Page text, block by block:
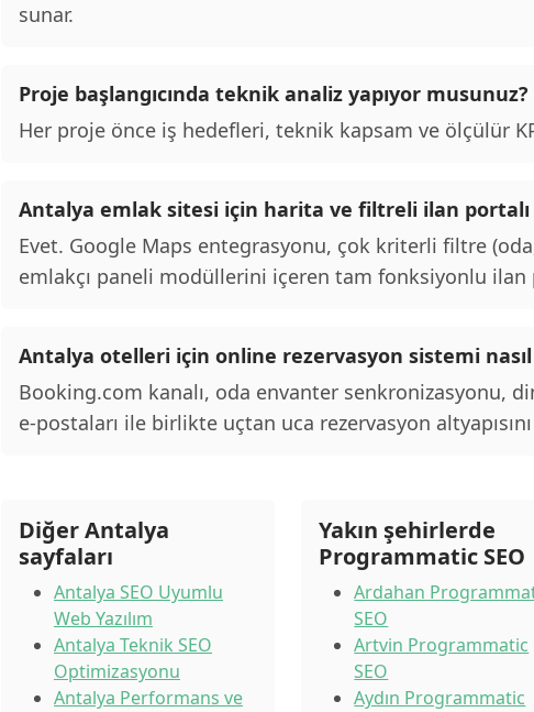
sunar.
Proje başlangıcında teknik analiz yapıyor musunuz?
Her proje önce iş hedefleri, teknik kapsam ve ölçülür
Antalya emlak sitesi için harita ve filtreli ilan
Evet. Google Maps entegrasyonu, çok kriterli filtre
emlakçı paneli modüllerini içeren tam fonksiyonlu
Antalya otelleri için online rezervasyon sistemi
Booking.com kanalı, oda envanter senkronizasyonu,
e-postaları ile birlikte uçtan uca rezervasyon altyapısını
Diğer Antalya
sayfaları
Antalya SEO Uyumlu
Web Yazılım
Antalya Teknik SEO
Optimizasyonu
Antalya Performans ve
Yakın şehirlerde
Programmatic SEO
Ardahan
SEO
Artvin Programmatic
SEO
Aydın Programmatic